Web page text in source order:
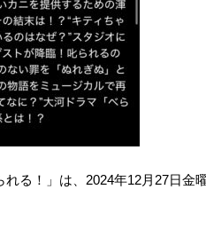
れる！」​は、2024年12月27日金